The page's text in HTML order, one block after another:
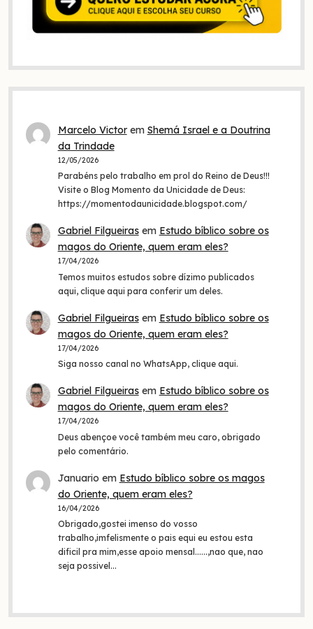
Marcelo Victorem Shemá Israel e a Doutrina
da Trindade
12/05/2026
Parabéns pelo trabalho em prol do Reino de Deus!!!
Visite o Blog Momento da Unicidade de Deus:
https://momentodaunicidade.blogspot.com/
Gabriel Filgueirasem Estudo bíblico sobre os
magos do Oriente, quem eram eles?
17/04/2026
Temos muitos estudos sobre dízimo publicados
aqui, clique aqui para conferir um deles.
Gabriel Filgueirasem Estudo bíblico sobre os
magos do Oriente, quem eram eles?
17/04/2026
Siga nosso canal no WhatsApp, clique aqui.
Gabriel Filgueirasem Estudo bíblico sobre os
magos do Oriente, quem eram eles?
17/04/2026
Deus abençoe você também meu caro, obrigado
pelo comentário.
Januario em Estudo bíblico sobre os magos
do Oriente, quem eram eles?
16/04/2026
Obrigado,gostei imenso do vosso
trabalho,imfelismente o pais equi eu estou esta
dificil pra mim,esse apoio mensal......,nao que, nao
seja possivel…